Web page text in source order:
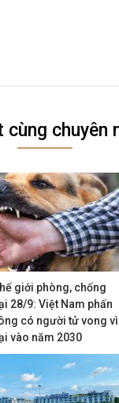
cùng chuyên
giới phòng, chống
28/9: Việt Nam phấn
có người tử vong vì
vào năm 2030